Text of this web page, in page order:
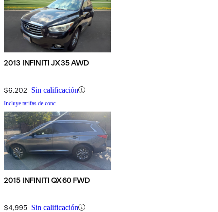
2013 INFINITI JX35 AWD
$6,202 Sin calificación
Incluye tarifas de conc.
2015 INFINITI QX60 FWD
$4,995 Sin calificación